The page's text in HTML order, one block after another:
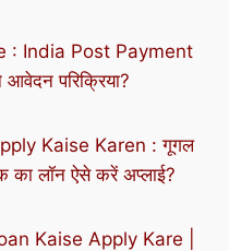
: India Post Payment
परिक्रिया?
Kaise Karen : गूगल
का लॉन ऐसे करें अप्लाई?
Kaise Apply Kare |